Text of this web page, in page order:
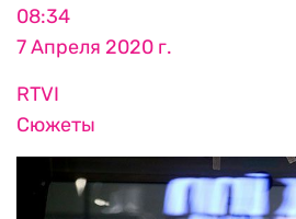
08:34
7 Апреля 2020 г.
RTVI
Сюжеты